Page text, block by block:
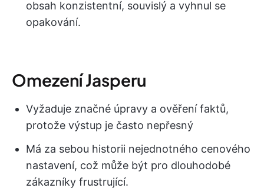
obsah konzistentní, souvislý a vyhnul se
opakování.
Omezení Jasperu
Vyžaduje značné úpravy a ověření faktů,
protože výstup je často nepřesný
Má za sebou historii nejednotného cenového
nastavení, což může být pro dlouhodobé
zákazníky frustrující.